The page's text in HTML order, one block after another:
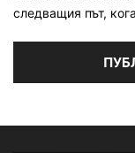
следващия път,